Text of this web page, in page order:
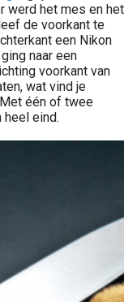
werd het mes en het
de voorkant te
een Nikon
naar een
voorkant van
wat vind je
één of twee
heel eind.